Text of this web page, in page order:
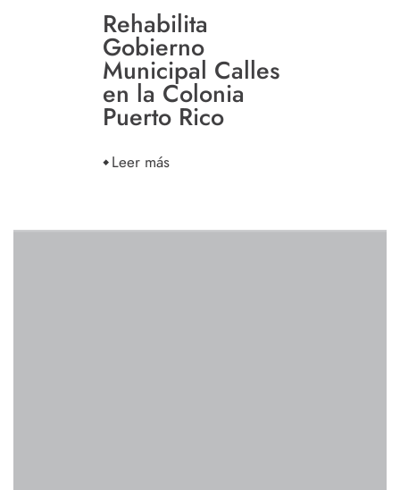
Rehabilita
Gobierno
Municipal Calles
en la Colonia
Puerto Rico
Leer más